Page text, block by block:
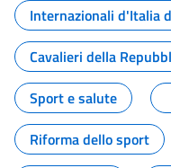
Internazionali d'Italia
Cavalieri della
Sport e salute
Riforma dello sport